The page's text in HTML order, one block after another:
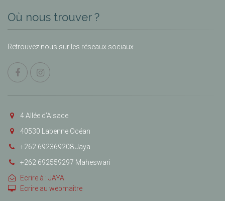
Où nous trouver ?
Retrouvez nous sur les réseaux sociaux.
4 Allée d’Alsace
40530 Labenne Océan
+262 692369208 Jaya
+262 692559297 Maheswari
Ecrire à : JAYA
Ecrire au webmaître